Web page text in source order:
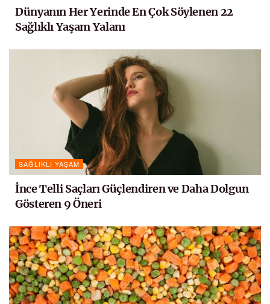
Dünyanın Her Yerinde En Çok Söylenen 22
Sağlıklı Yaşam Yalanı
SAĞLIKLI YAŞAM
İnce Telli Saçları Güçlendiren ve Daha Dolgun
Gösteren 9 Öneri